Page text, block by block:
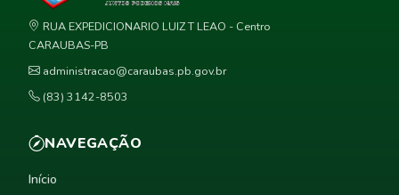
RUA EXPEDICIONARIO LUIZ T LEAO - Centro
CARAUBAS-PB
administracao@caraubas.pb.gov.br
(83) 3142-8503
NAVEGAÇÃO
Início